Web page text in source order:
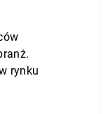
rynku